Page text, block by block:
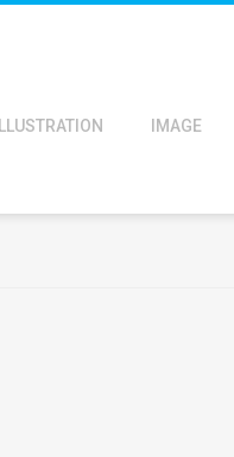
ILLUSTRATION IMAGE